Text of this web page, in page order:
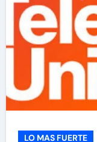
LO MAS FUERTE